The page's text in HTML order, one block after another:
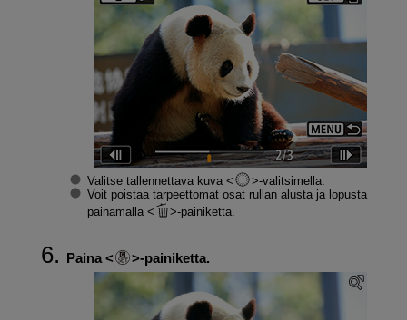
Valitse tallennettava kuva
-valitsimella.
Voit poistaa tarpeettomat osat rullan alusta ja lopusta
painamalla
-painiketta.
Paina -painiketta.